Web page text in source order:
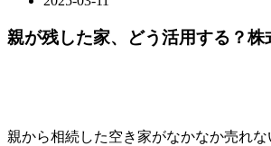
親が残した家、どう活用する？
親から相続した空き家がなかなか売れ